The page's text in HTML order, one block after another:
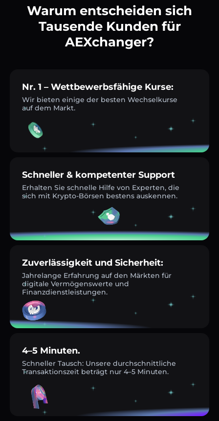
Warum entscheiden sich
Tausende Kunden für
AEXchanger?
Nr. 1 – Wettbewerbsfähige Kurse:
Wir bieten einige der besten Wechselkurse
auf dem Markt.
Schneller & kompetenter Support
Erhalten Sie schnelle Hilfe von Experten, die
sich mit Krypto-Börsen bestens auskennen.
Zuverlässigkeit und Sicherheit:
Jahrelange Erfahrung auf den Märkten für
digitale Vermögenswerte und
Finanzdienstleistungen.
4–5 Minuten.
Schneller Tausch: Unsere durchschnittliche
Transaktionszeit beträgt nur 4–5 Minuten.